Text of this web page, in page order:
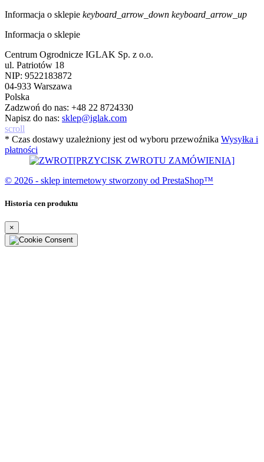
Informacja o sklepie keyboard_arrow_down keyboard_arrow_up
Informacja o sklepie
Centrum Ogrodnicze IGLAK Sp. z o.o.
ul. Patriotów 18
NIP: 9522183872
04-933 Warszawa
Polska
Zadzwoń do nas: +48 22 8724330
Napisz do nas: sklep@iglak.com
scroll
* Czas dostawy uzależniony jest od wyboru przewoźnika Wysyłka i
płatności
[PRZYCISK ZWROTU ZAMÓWIENIA]
© 2026 - sklep internetowy stworzony od PrestaShop™
Historia cen produktu
×